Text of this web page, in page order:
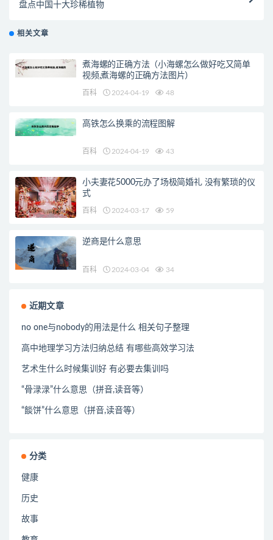
盘点中国十大珍稀植物
相关文章
煮海螺的正确方法（小海螺怎么做好吃又简单
视频,煮海螺的正确方法图片）
百科 2024-04-19 48
高铁怎么换乘的流程图解
百科 2024-04-19 43
小夫妻花5000元办了场极简婚礼 没有繁琐的仪
式
百科 2024-03-17 59
逆商是什么意思
百科 2024-03-04 34
近期文章
no one与nobody的用法是什么 相关句子整理
高中地理学习方法归纳总结 有哪些高效学习法
艺术生什么时候集训好 有必要去集训吗
“骨渌渌”什么意思（拼音,读音等）
“餤饼”什么意思（拼音,读音等）
分类
健康
历史
故事